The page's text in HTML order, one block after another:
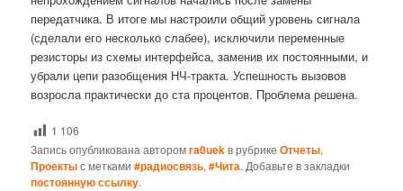
передатчика. В итоге мы настроили общий уровень сигнала
(сделали его несколько слабее), исключили переменные
резисторы из схемы интерфейса, заменив их постоянными, и
убрали цепи разобщения НЧ-тракта. Успешность вызовов
возросла практически до ста процентов. Проблема решена.
1 106
Запись опубликована авторомra0uekв рубрикеОтчеты,
Проектыс метками#радиосвязь,#Чита. Добавьте в закладки
постоянную ссылку.